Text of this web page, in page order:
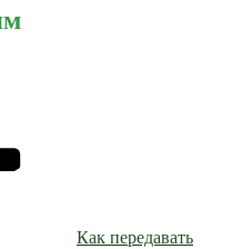
Как передавать